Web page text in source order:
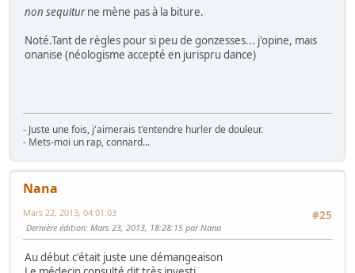
non sequiturne mène pas à la biture.
Noté.Tant de règles pour si peu de gonzesses... j'opine, mais
onanise (néologisme accepté en jurispru dance)
- Juste une fois, j'aimerais t'entendre hurler de douleur.
- Mets-moi un rap, connard...
Nana
#25
Mars 22, 2013, 04:01:03
Dernière édition: Mars 23, 2013, 18:28:15 par Nana
Au début c'était juste une démangeaison